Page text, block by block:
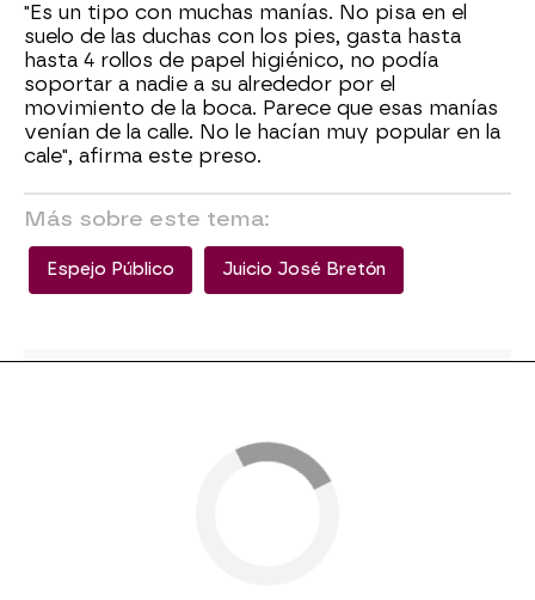
"Es un tipo con muchas manías. No pisa en el
suelo de las duchas con los pies, gasta hasta
hasta 4 rollos de papel higiénico, no podía
soportar a nadie a su alrededor por el
movimiento de la boca. Parece que esas manías
venían de la calle. No le hacían muy popular en la
cale", afirma este preso.
Más sobre este tema:
Espejo Público Juicio José Bretón